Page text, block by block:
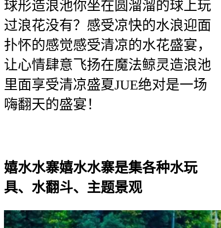
球形造浪池你坐在圆溜溜的球上玩
过浪花没有？感受凉快的水浪迎面
扑怀的感觉感受清凉的水花盛宴，
让心情肆意飞扬在魔法鲸灵造浪池
里面享受清凉盛夏JUE绝对是一场
嗨翻天的盛宴！
嬉水水寨嬉水水寨是集各种水玩
具、水翻斗、主题景观